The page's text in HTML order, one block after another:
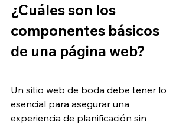
¿Cuáles son los
componentes básicos
de una página web?
Un sitio web de boda debe tener lo
esencial para asegurar una
experiencia de planificación sin